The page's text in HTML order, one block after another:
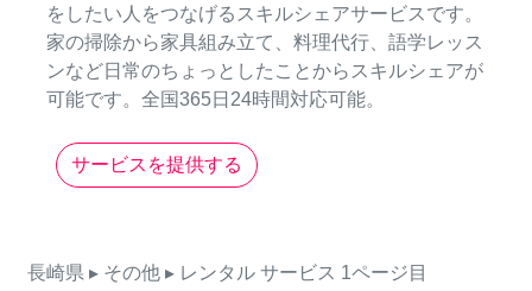
をしたい人をつなげるスキルシェアサービスです。
家の掃除から家具組み立て、料理代行、語学レッス
ンなど日常のちょっとしたことからスキルシェアが
可能です。全国365日24時間対応可能。
サービスを提供する
長崎県 ▸ その他 ▸ レンタル サービス 1ページ目